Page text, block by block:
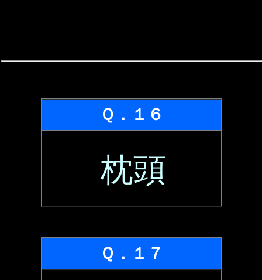
Ｑ．１６
枕頭
Ｑ．１７